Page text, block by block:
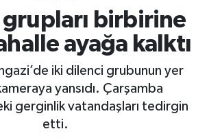
grupları birbirine
ayağa kalktı
iki dilenci grubunun yer
yansıdı. Çarşamba
gerginlik vatandaşları tedirgin
etti.
Namaz Vakitleri
Trafik Yoğunluk Haritası
Durumu ve Fikstür